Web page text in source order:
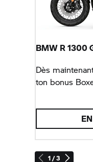
1 / 3
BMW R 1300
Dès
ton bonus